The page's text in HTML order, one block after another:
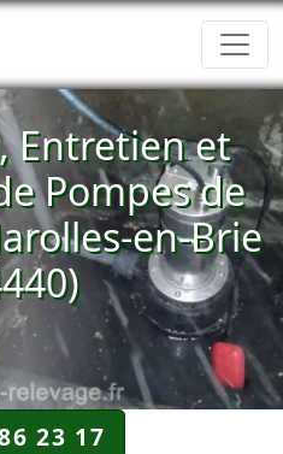
Entretien et
Pompes de
en-Brie
23 17